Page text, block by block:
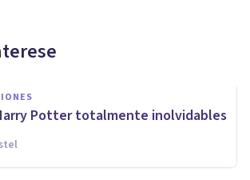
Potter totalmente inolvidables